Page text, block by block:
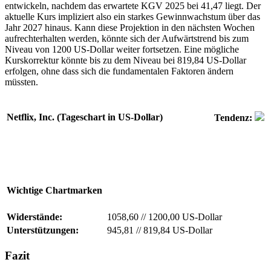
entwickeln, nachdem das erwartete KGV 2025 bei 41,47 liegt. Der
aktuelle Kurs impliziert also ein starkes Gewinnwachstum über das
Jahr 2027 hinaus. Kann diese Projektion in den nächsten Wochen
aufrechterhalten werden, könnte sich der Aufwärtstrend bis zum
Niveau von 1200 US-Dollar weiter fortsetzen. Eine mögliche
Kurskorrektur könnte bis zu dem Niveau bei 819,84 US-Dollar
erfolgen, ohne dass sich die fundamentalen Faktoren ändern
müssten.
Netflix, Inc. (Tageschart in US-Dollar) Tendenz:
Wichtige Chartmarken
Widerstände: 1058,60 //1200,00 US-Dollar
Unterstützungen:
945,81 //819,84 US-Dollar
Fazit